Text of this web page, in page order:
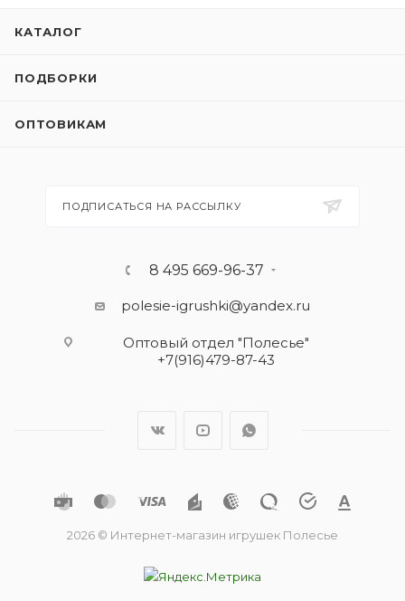
КАТАЛОГ
ПОДБОРКИ
ОПТОВИКАМ
ПОДПИСАТЬСЯ НА РАССЫЛКУ
8 495 669-96-37
polesie-igrushki@yandex.ru
Оптовый отдел "Полесье"
+7(916)479-87-43
2026 © Интернет-магазин игрушек Полесье